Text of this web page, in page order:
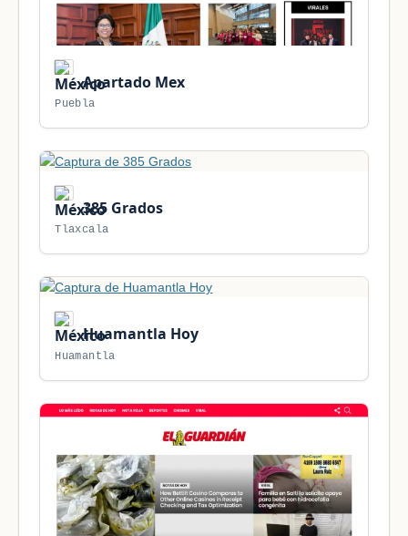
Apartado Mex
Puebla
385 Grados
Tlaxcala
Huamantla Hoy
Huamantla